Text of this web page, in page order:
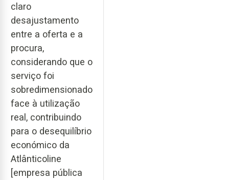
claro
desajustamento
entre a oferta e a
procura,
considerando que o
serviço foi
sobredimensionado
face à utilização
real, contribuindo
para o desequilíbrio
económico da
Atlânticoline
[empresa pública